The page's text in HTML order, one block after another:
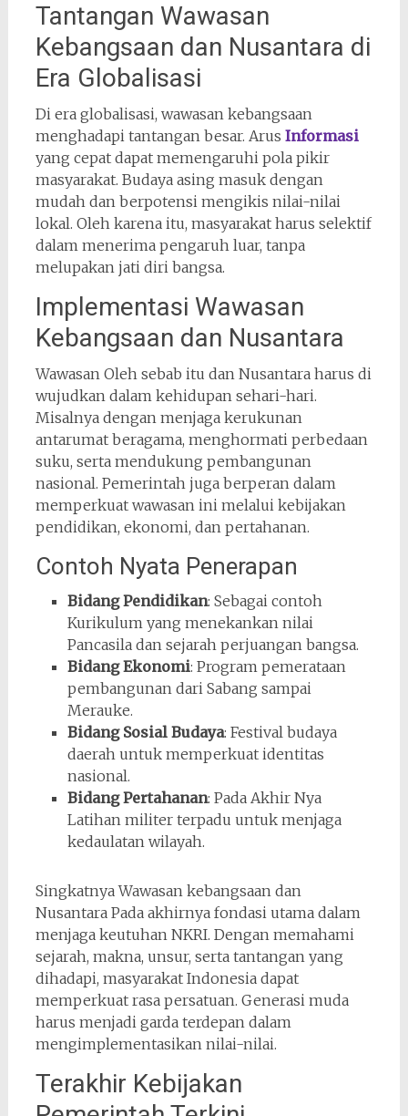
Tantangan Wawasan
Kebangsaan dan Nusantara di
Era Globalisasi
Di era globalisasi, wawasan kebangsaan
menghadapi tantangan besar. Arus Informasi
yang cepat dapat memengaruhi pola pikir
masyarakat. Budaya asing masuk dengan
mudah dan berpotensi mengikis nilai-nilai
lokal. Oleh karena itu, masyarakat harus selektif
dalam menerima pengaruh luar, tanpa
melupakan jati diri bangsa.
Implementasi Wawasan
Kebangsaan dan Nusantara
Wawasan Oleh sebab itu dan Nusantara harus di
wujudkan dalam kehidupan sehari-hari.
Misalnya dengan menjaga kerukunan
antarumat beragama, menghormati perbedaan
suku, serta mendukung pembangunan
nasional. Pemerintah juga berperan dalam
memperkuat wawasan ini melalui kebijakan
pendidikan, ekonomi, dan pertahanan.
Contoh Nyata Penerapan
Bidang Pendidikan: Sebagai contoh
Kurikulum yang menekankan nilai
Pancasila dan sejarah perjuangan bangsa.
Bidang Ekonomi: Program pemerataan
pembangunan dari Sabang sampai
Merauke.
Bidang Sosial Budaya: Festival budaya
daerah untuk memperkuat identitas
nasional.
Bidang Pertahanan: Pada Akhir Nya
Latihan militer terpadu untuk menjaga
kedaulatan wilayah.
Singkatnya Wawasan kebangsaan dan
Nusantara Pada akhirnya fondasi utama dalam
menjaga keutuhan NKRI. Dengan memahami
sejarah, makna, unsur, serta tantangan yang
dihadapi, masyarakat Indonesia dapat
memperkuat rasa persatuan. Generasi muda
harus menjadi garda terdepan dalam
mengimplementasikan nilai-nilai.
Terakhir Kebijakan